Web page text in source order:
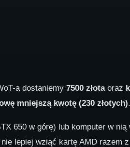
a dostaniemy 7500 złotaoraz
mniejszą kwotę (230 złotych).
650 w górę) lub komputer w nią
lepiej wziąć kartę AMD razem z